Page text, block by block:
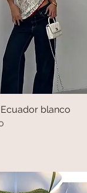
Vista rápidablanco